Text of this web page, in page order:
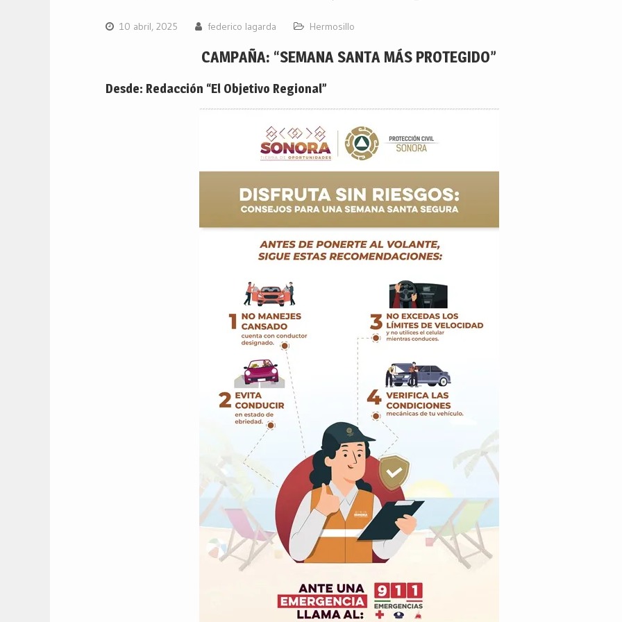
10 abril, 2025 federico lagarda Hermosillo
CAMPAÑA: “SEMANA SANTA MÁS PROTEGIDO”
Desde: Redacción “El Objetivo Regional”